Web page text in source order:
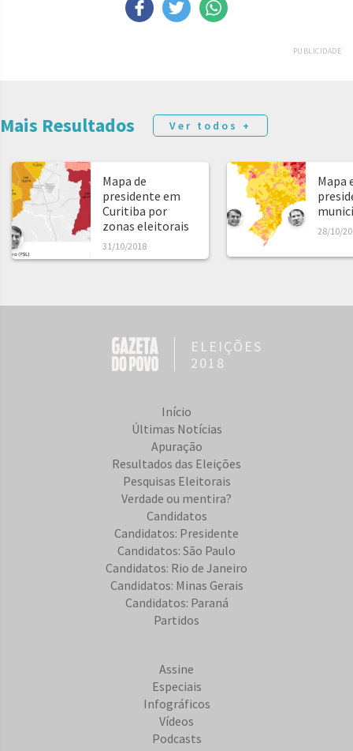
PUBLICIDADE
Mais Resultados Ver todos +
Mapa de
presidente em
Curitiba por
zonas eleitorais
31/10/2018
Mapa
28/10/
ELEIÇÕES
2018
Início
Últimas Notícias
Apuração
Resultados das Eleições
Pesquisas Eleitorais
Verdade ou mentira?
Candidatos
Candidatos: Presidente
Candidatos: São Paulo
Candidatos: Rio de Janeiro
Candidatos: Minas Gerais
Candidatos: Paraná
Partidos
Assine
Especiais
Infográficos
Vídeos
Podcasts